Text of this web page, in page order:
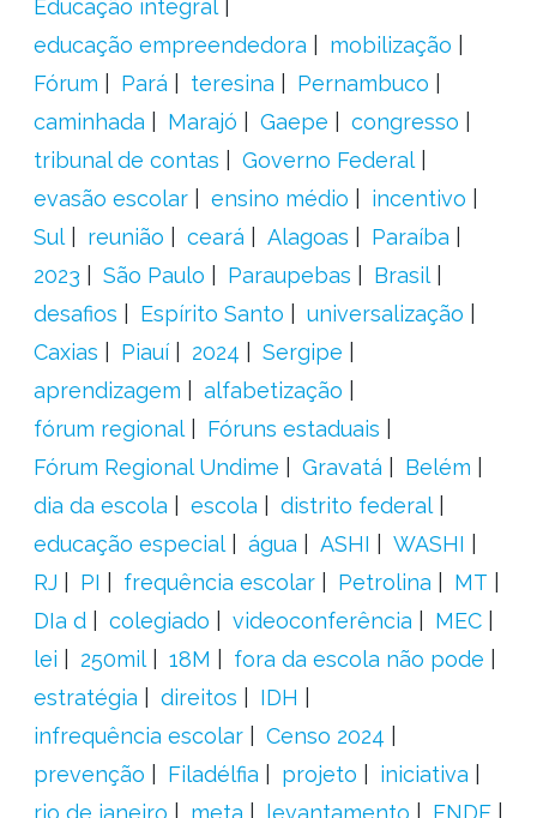
Educação integral
educação empreendedora
mobilização
Fórum
Pará teresina
Pernambuco
caminhada
Marajó Gaepe
congresso
tribunal de contas
Governo Federal
evasão escolar
ensino médio
incentivo
Sul
reunião ceará Alagoas
Paraíba
2023
São Paulo Paraupebas
Brasil
desafios
Espírito Santo
universalização
Caxias
Piauí 2024
Sergipe
aprendizagem
alfabetização
fórum regional
Fóruns estaduais
Fórum Regional Undime
Gravatá
Belém
dia da escola
escola
distrito federal
educação especial
água ASHI
WASHI
RJ
PI frequência escolar Petrolina
MT
DIa d
colegiado videoconferência
MEC
lei
250mil 18M
fora da escola não pode
estratégia
direitos
IDH
infrequência escolar
Censo 2024
prevenção
Filadélfia projeto
iniciativa
rio de janeiro
meta levantamento
FNDE